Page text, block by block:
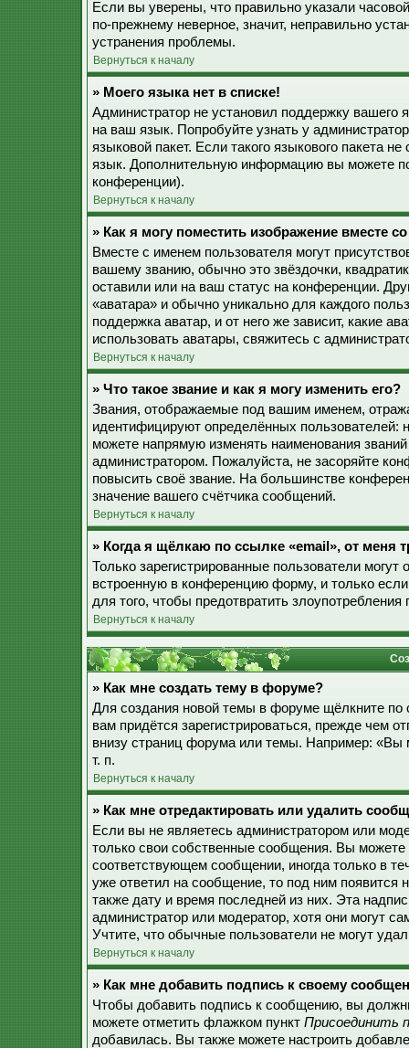
Если вы уверены, что правильно указали
по-прежнему неверное, значит, неправильно
устранения проблемы.
Вернуться к началу
» Моего языка нет в списке!
Администратор не установил поддержку вашего
на ваш язык. Попробуйте узнать у
языковой пакет. Если такого языкового пакета
язык. Дополнительную информацию вы можете
конференции).
Вернуться к началу
» Как я могу поместить изображение вместе
Вместе с именем пользователя могут
вашему званию, обычно это звёздочки,
оставили или на ваш статус на конференции.
«аватара» и обычно уникально для каждого
поддержка аватар, и от него же зависит, какие
использовать аватары, свяжитесь с
Вернуться к началу
» Что такое звание и как я могу изменить его?
Звания, отображаемые под вашим именем,
идентифицируют определённых
можете напрямую изменять наименования
администратором. Пожалуйста, не засоряйте
повысить своё звание. На большинстве
значение вашего счётчика сообщений.
Вернуться к началу
» Когда я щёлкаю по ссылке «email», от меня
Только зарегистрированные пользователи
встроенную в конференцию форму, и только
для того, чтобы предотвратить
Вернуться к началу
» Как мне создать тему в форуме?
Для создания новой темы в форуме щёлкните
вам придётся зарегистрироваться, прежде чем
внизу страниц форума или темы. Например: «Вы
т. п.
Вернуться к началу
» Как мне отредактировать или удалить
Если вы не являетесь администратором или
только свои собственные сообщения. Вы
соответствующем сообщении, иногда только в
уже ответил на сообщение, то под ним появится
также дату и время последней из них. Эта
администратор или модератор, хотя они могут
Учтите, что обычные пользователи не могут
Вернуться к началу
» Как мне добавить подпись к своему
Чтобы добавить подпись к сообщению, вы
можете отметить флажком пункт Присоединить
добавилась. Вы также можете настроить